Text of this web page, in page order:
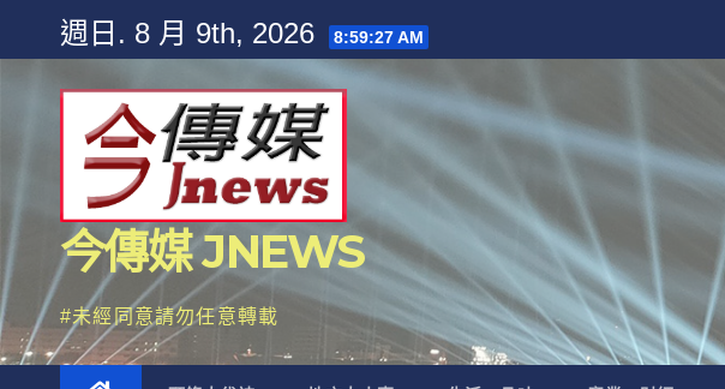
content
週日. 8 月 9th, 2026 8:59:28 AM
今傳媒 JNEWS
#未經同意請勿任意轉載